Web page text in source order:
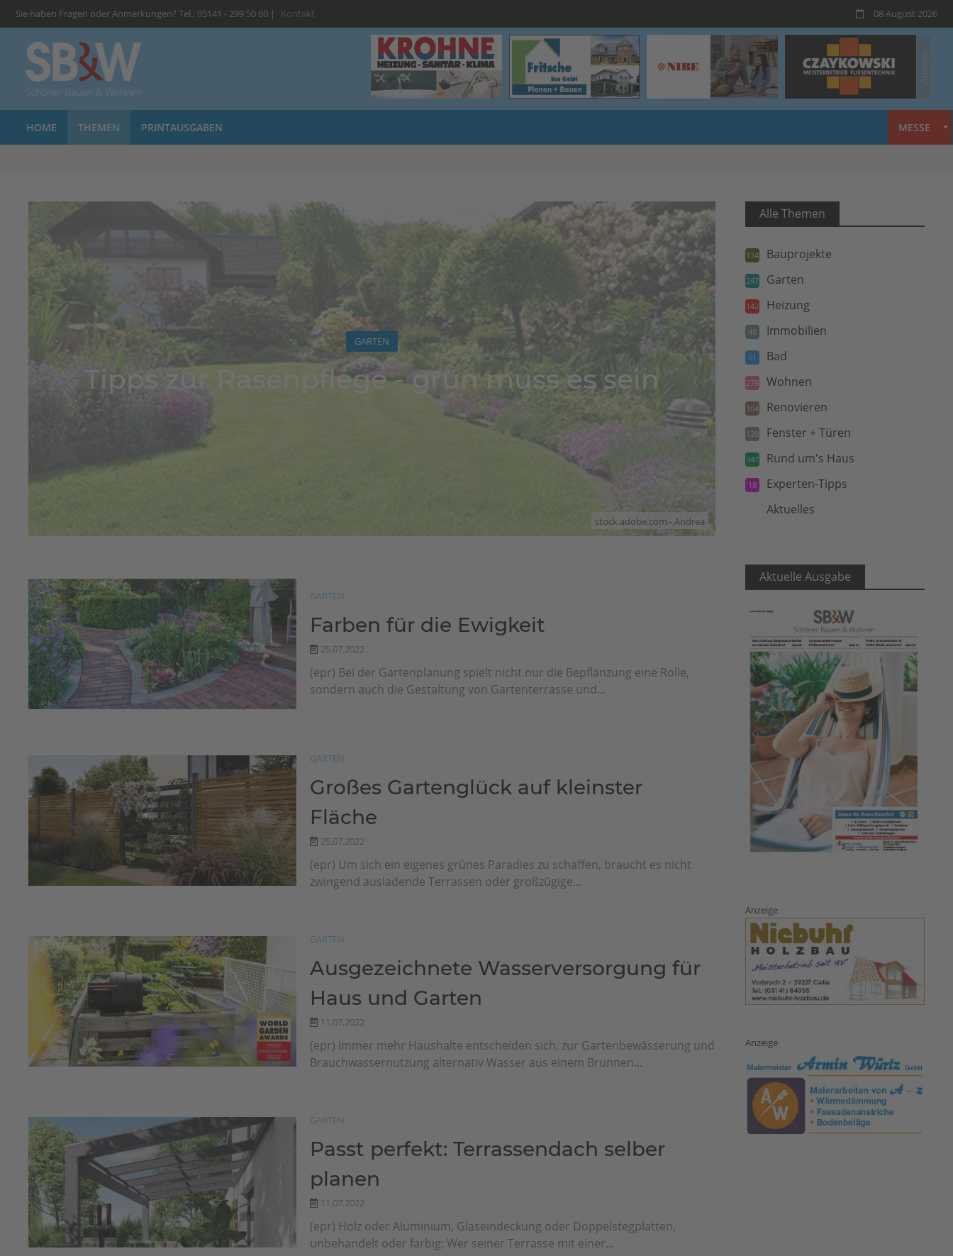
Sie haben Fragen oder Anmerkungen? Tel.: 05141 - 299 50 60 | Kontakt 08 August 2026
HOME THEMEN PRINTAUSGABEN MESSE
stock.adobe.com - Andrea
GARTEN
Tipps zur Rasenpflege - grün muss es sein
GARTEN
Farben für die Ewigkeit
25.07.2022
(epr) Bei der Gartenplanung spielt nicht nur die Bepflanzung eine Rolle,
sondern auch die Gestaltung von Gartenterrasse und...
GARTEN
Großes Gartenglück auf kleinster
Fläche
25.07.2022
(epr) Um sich ein eigenes grünes Paradies zu schaffen, braucht es nicht
zwingend ausladende Terrassen oder großzügige...
GARTEN
Ausgezeichnete Wasserversorgung für
Haus und Garten
11.07.2022
(epr) Immer mehr Haushalte entscheiden sich, zur Gartenbewässerung und
Brauchwassernutzung alternativ Wasser aus einem Brunnen...
GARTEN
Passt perfekt: Terrassendach selber
planen
11.07.2022
(epr) Holz oder Aluminium, Glaseindeckung oder Doppelstegplatten,
unbehandelt oder farbig: Wer seiner Terrasse mit einer...
Alle Themen
134 Bauprojekte
247 Garten
142 Heizung
48 Immobilien
61 Bad
279 Wohnen
104 Renovieren
120 Fenster + Türen
347 Rund um's Haus
18 Experten-Tipps
Aktuelles
Aktuelle Ausgabe
Anzeige
Anzeige